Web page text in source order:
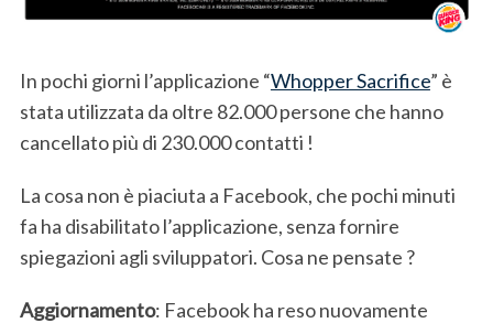
In pochi giorni l’applicazione “Whopper Sacrifice” è
stata utilizzata da oltre 82.000 persone che hanno
cancellato più di 230.000 contatti !
La cosa non è piaciuta a Facebook, che pochi minuti
fa ha disabilitato l’applicazione, senza fornire
spiegazioni agli sviluppatori. Cosa ne pensate ?
Aggiornamento: Facebook ha reso nuovamente